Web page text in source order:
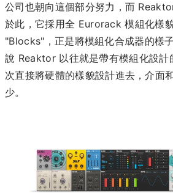
公司也朝向這個部分努力，而
於此，它採用全 Eurorack 模組化樣
"Blocks"，正是將模組化合成器的樣
說 Reaktor 以往就是帶有模組化設計
次直接將硬體的樣貌設計進去，介面
少。